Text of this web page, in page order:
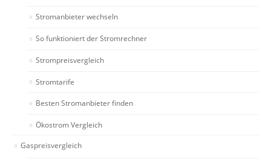
Stromanbieter wechseln
So funktioniert der Stromrechner
Strompreisvergleich
Stromtarife
Besten Stromanbieter finden
Ökostrom Vergleich
Gaspreisvergleich